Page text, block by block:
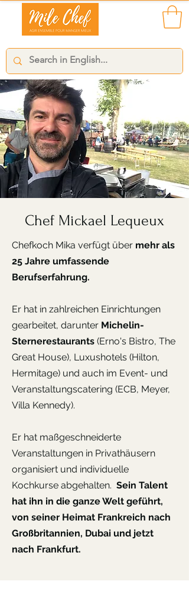
Chef Mickael Lequeux
Chefkoch Mika verfügt über mehr als
25 Jahre umfassende
Berufserfahrung.
Er hat in zahlreichen Einrichtungen
gearbeitet, darunter Michelin-
Sternerestaurants (Erno's Bistro, The
Great House), Luxushotels (Hilton,
Hermitage) und auch im Event- und
Veranstaltungscatering (ECB, Meyer,
Villa Kennedy).
Er hat maßgeschneiderte
Veranstaltungen in Privathäusern
organisiert und individuelle
Kochkurse abgehalten. Sein Talent
hat ihn in die ganze Welt geführt,
von seiner Heimat Frankreich nach
Großbritannien, Dubai und jetzt
nach Frankfurt.